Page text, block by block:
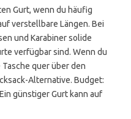
Gurt, wenn du häufig
verstellbare Längen. Bei
und Karabiner solide
verfügbar sind. Wenn du
quer über den
Alternative. Budget:
günstiger Gurt kann auf